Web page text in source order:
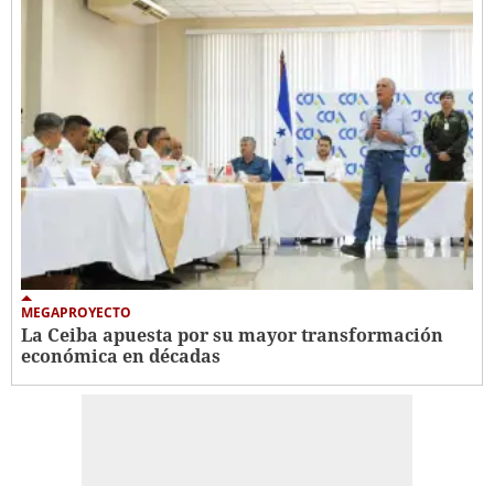
MEGAPROYECTO
La Ceiba apuesta por su mayor transformación
económica en décadas